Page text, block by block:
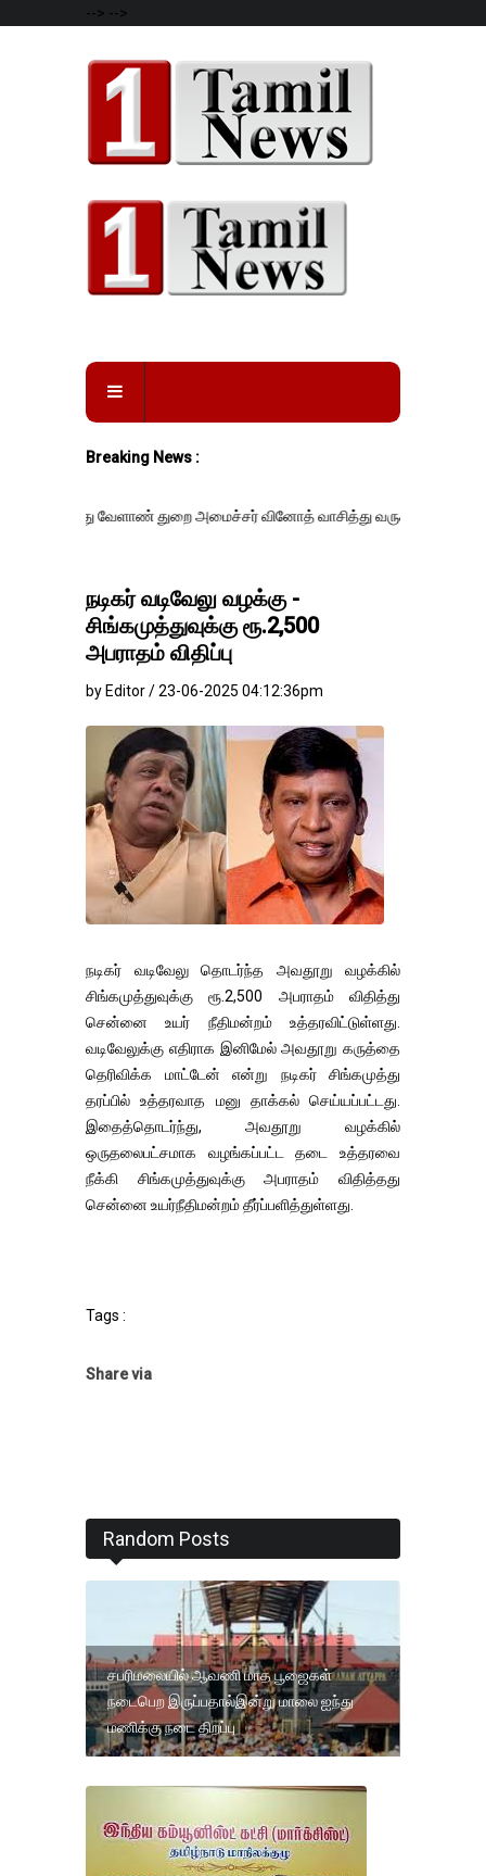
--> -->
Breaking News :
வேளாண் துறை அமைச்சர் வினோத் வாசித்து வருகிறார். �.
நடிகர் வடிவேலு வழக்கு -
சிங்கமுத்துவுக்கு ரூ.2,500
அபராதம் விதிப்பு
by Editor / 23-06-2025 04:12:36pm
நடிகர் வடிவேலு தொடர்ந்த அவதூறு வழக்கில்
சிங்கமுத்துவுக்கு ரூ.2,500 அபராதம் விதித்து
சென்னை உயர் நீதிமன்றம் உத்தரவிட்டுள்ளது.
வடிவேலுக்கு எதிராக இனிமேல் அவதூறு கருத்தை
தெரிவிக்க மாட்டேன் என்று நடிகர் சிங்கமுத்து
தரப்பில் உத்தரவாத மனு தாக்கல் செய்யப்பட்டது.
இதைத்தொடர்ந்து, அவதூறு வழக்கில்
ஒருதலைபட்சமாக வழங்கப்பட்ட தடை உத்தரவை
நீக்கி சிங்கமுத்துவுக்கு அபராதம் விதித்தது
சென்னை உயர்நீதிமன்றம் தீர்ப்பளித்துள்ளது.
Tags :
Share via
Random Posts
சபரிமலையில் ஆவணி மாத பூஜைகள்
நடைபெற இருப்பதால்இன்று மாலை ஐந்து
மணிக்கு நடை திறப்பு